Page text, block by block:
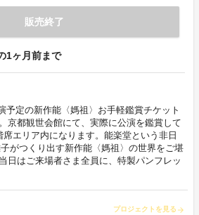
販売終了
1ヶ月前まで
予定の新作能〈媽祖〉お手軽鑑賞チケット
京都観世会館にて、実際に公演を鑑賞して
エリア内になります。能楽堂という非日
がつくり出す新作能〈媽祖〉の世界をご堪
日はご来場者さま全員に、特製パンフレッ
プロジェクトを見る arrow_forward